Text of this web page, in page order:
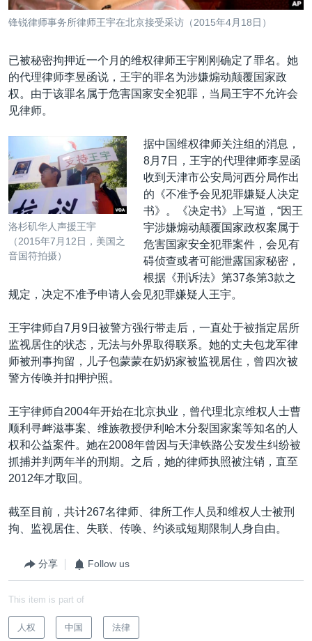
全球议题
环境
美国建国250周年
美国之音专访
重要讲话与声明
台海两岸关系
关注西藏
关注新疆
GEN Z 看美国
关注我们
其他语言网站
锋锐律师事务所律师王宇在北京接受采访（2015年4月18日）
已被秘密拘押近一个月的维权律师王宇刚刚确定了罪名。她
的代理律师李昱函说，王宇的罪名为涉嫌煽动颠覆国家政
权。由于该罪名属于危害国家安全犯罪，当局王宇不允许会
见律师。
洛杉矶华人声援王宇
（2015年7月12日，美国之
音国符拍摄）
据中国维权律师关注组的消息，
8月7日，王宇的代理律师李昱函
收到天津市公安局河西分局作出
的《不准予会见犯罪嫌疑人决定
书》。《决定书》上写道，“因王
宇涉嫌煽动颠覆国家政权案属于
危害国家安全犯罪案件，会见有
碍侦查或者可能泄露国家秘密，
根据《刑诉法》第37条第3款之
规定，决定不准予申请人会见犯罪嫌疑人王宇。
王宇律师自7月9日被警方强行带走后，一直处于被指定居所
监视居住的状态，无法与外界取得联系。她的丈夫包龙军律
师被刑事拘留，儿子包蒙蒙在奶奶家被监视居住，曾四次被
警方传唤并扣押护照。
王宇律师自2004年开始在北京执业，曾代理北京维权人士曹
顺利寻衅滋事案、维族教授伊利哈木分裂国家案等知名的人
权和公益案件。她在2008年曾因与天津铁路公安发生纠纷被
抓捕并判两年半的刑期。之后，她的律师执照被注销，直至
2012年才取回。
截至目前，共计267名律师、律所工作人员和维权人士被刑
拘、监视居住、失联、传唤、约谈或短期限制人身自由。
分享 Follow us
This item is part of
人权 中国 法律